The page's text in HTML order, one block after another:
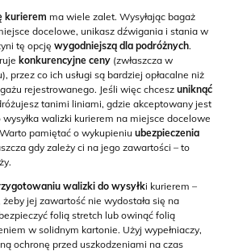
kurierem ma wiele zalet. Wysyłając bagaż
docelowe, unikasz dźwigania i stania w
tę opcję wygodniejszą dla podróżnych.
konkurencyjne ceny (zwłaszcza w
przez co ich usługi są bardziej opłacalne niż
rejestrowanego. Jeśli więc chcesz uniknąć
tanimi liniami, gdzie akceptowany jest
walizki kurierem na miejsce docelowe
pamiętać o wykupieniu ubezpieczenia
gdy zależy ci na jego zawartości – to
walizki do wysyłki kurierem –
jej zawartość nie wydostała się na
folią stretch lub owinąć folią
w solidnym kartonie. Użyj wypełniaczy,
ochronę przed uszkodzeniami na czas